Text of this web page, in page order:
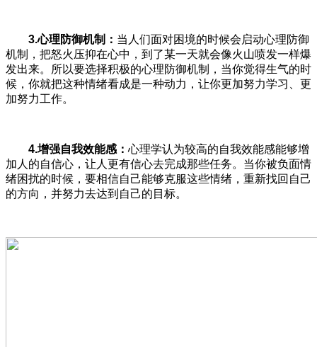
3.心理防御机制： 当人们面对困境的时候会启动心理防御
机制，把怒火压抑在心中，到了某一天就会像火山喷发一样爆
发出来。所以要选择积极的心理防御机制，当你觉得生气的时
候，你就把这种情绪看成是一种动力，让你更加努力学习、更
加努力工作。
4.增强自我效能感： 心理学认为较高的自我效能感能够增
加人的自信心，让人更有信心去完成那些任务。当你被负面情
绪困扰的时候，要相信自己能够克服这些情绪，重新找回自己
的方向，并努力去达到自己的目标。